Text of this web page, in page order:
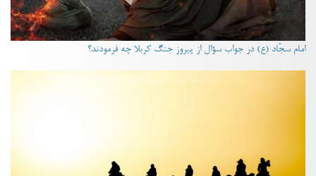
امام سجّاد (ع) در جواب سؤال از پیروز جنگ کربلا چه فرمودند؟